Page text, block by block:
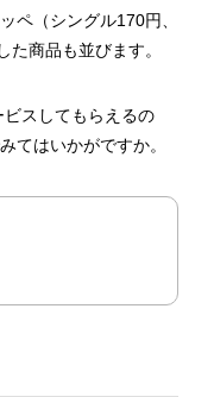
ペ（シングル170円、
商品も並びます。
スしてもらえるの
てはいかがですか。